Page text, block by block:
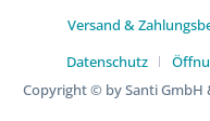
Versand &
Datenschutz
Copyright © by Santi GmbH